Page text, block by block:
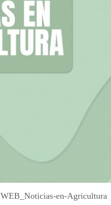
WEB_Noticias-en-Agricultura